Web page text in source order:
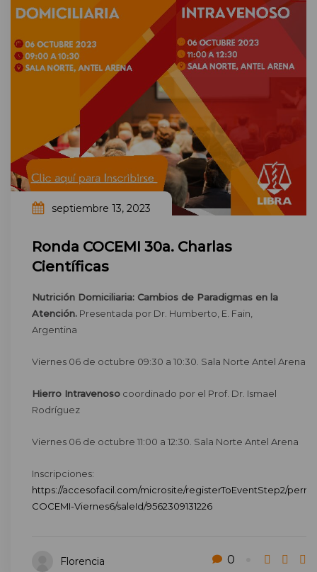
septiembre 13, 2023
Ronda COCEMI 30a. Charlas
Científicas
Nutrición Domiciliaria: Cambios de Paradigmas en la
Atención. Presentada por Dr. Humberto, E. Fain,
Argentina
Viernes 06 de octubre 09:30 a 10:30. Sala Norte Antel Arena
Hierro Intravenoso coordinado por el Prof. Dr. Ismael
Rodríguez
Viernes 06 de octubre 11:00 a 12:30. Sala Norte Antel Arena
Inscripciones:
https://accesofacil.com/microsite/registerToEventStep2/
COCEMI-Viernes6/saleId/9562309131226
Florencia 0